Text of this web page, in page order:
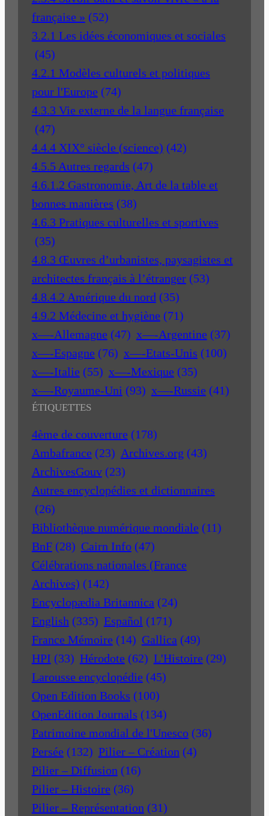
française » (52)
3.2.1 Les idées économiques et sociales
(45)
4.2.1 Modèles culturels et politiques
pour l'Europe (74)
4.3.3 Vie externe de la langue française
(47)
4.4.4 XIX° siècle (science) (42)
4.5.5 Autres regards (47)
4.6.1.2 Gastronomie, Art de la table et
bonnes manières (38)
4.6.3 Pratiques culturelles et sportives
(35)
4.8.3 Œuvres d’urbanistes, paysagistes et
architectes français à l’étranger (53)
4.8.4.2 Amérique du nord (35)
4.9.2 Médecine et hygiène (71)
x—-Allemagne (47) x—-Argentine (37)
x—-Espagne (76) x—-Etats-Unis (100)
x—-Italie (55) x—-Mexique (35)
x—-Royaume-Uni (93) x—-Russie (41)
ÉTIQUETTES
4ème de couverture (178)
Ambafrance (23) Archives.org (43)
ArchivesGouv (23)
Autres encyclopédies et dictionnaires
(26)
Bibliothèque numérique mondiale (11)
BnF (28) Cairn Info (47)
Célébrations nationales (France
Archives) (142)
Encyclopædia Britannica (24)
English (335) Español (171)
France Mémoire (14) Gallica (49)
HPI (33) Hérodote (62) L'Histoire (29)
Larousse encyclopédie (45)
Open Edition Books (100)
OpenEdition Journals (134)
Patrimoine mondial de l'Unesco (36)
Persée (132) Pilier – Création (4)
Pilier – Diffusion (16)
Pilier – Histoire (36)
Pilier – Représentation (31)